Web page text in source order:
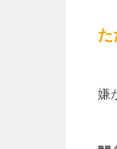
た
嫌